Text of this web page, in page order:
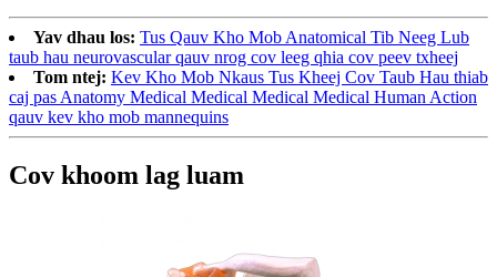
Yav dhau los: Tus Qauv Kho Mob Anatomical Tib Neeg Lub
taub hau neurovascular qauv nrog cov leeg qhia cov peev txheej
Tom ntej: Kev Kho Mob Nkaus Tus Kheej Cov Taub Hau thiab
caj pas Anatomy Medical Medical Medical Medical Human Action
qauv kev kho mob mannequins
Cov khoom lag luam